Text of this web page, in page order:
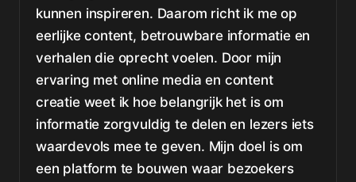
kunnen inspireren. Daarom richt ik me op
eerlijke content, betrouwbare informatie en
verhalen die oprecht voelen. Door mijn
ervaring met online media en content
creatie weet ik hoe belangrijk het is om
informatie zorgvuldig te delen en lezers iets
waardevols mee te geven. Mijn doel is om
een platform te bouwen waar bezoekers